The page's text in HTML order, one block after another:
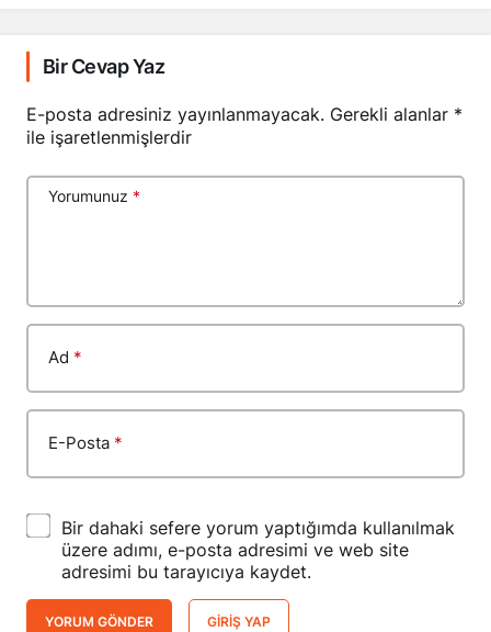
Bir Cevap Yaz
E-posta adresiniz yayınlanmayacak. Gerekli alanlar *
ile işaretlenmişlerdir
Yorumunuz *
Ad *
E-Posta *
Bir dahaki sefere yorum yaptığımda kullanılmak
üzere adımı, e-posta adresimi ve web site
adresimi bu tarayıcıya kaydet.
YORUM GÖNDER GIRIŞ YAP